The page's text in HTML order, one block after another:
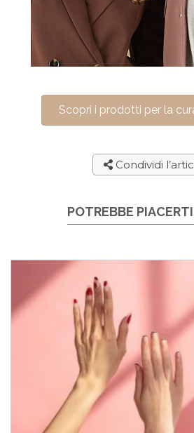
Scopri i prodotti per la
Condividi
POTREBBE